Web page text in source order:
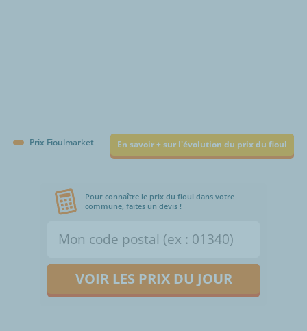
Prix Fioulmarket En savoir + sur l'évolution du prix du fioul
Pour connaître le prix du fioul dans votre
commune, faites un devis !
VOIR LES PRIX DU JOUR